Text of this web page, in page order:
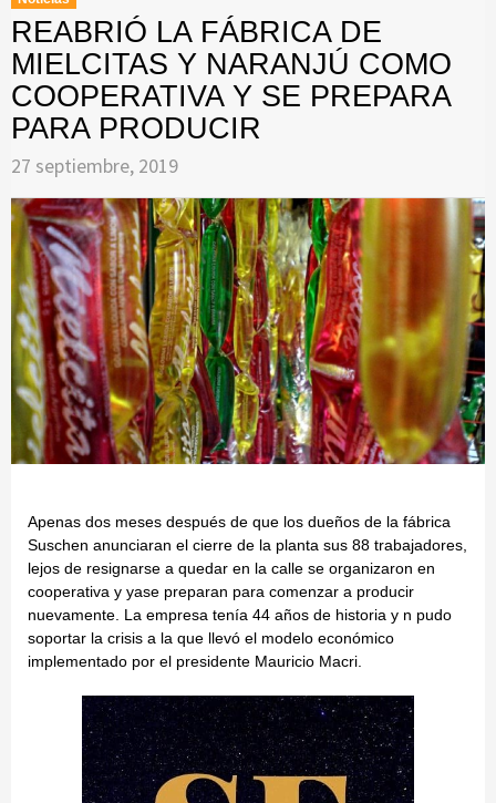
REABRIÓ LA FÁBRICA DE
MIELCITAS Y NARANJÚ COMO
COOPERATIVA Y SE PREPARA
PARA PRODUCIR
27 septiembre, 2019
Apenas dos meses después de que los dueños de la fábrica
Suschen anunciaran el cierre de la planta sus 88 trabajadores,
lejos de resignarse a quedar en la calle se organizaron en
cooperativa y yase preparan para comenzar a producir
nuevamente. La empresa tenía 44 años de historia y n pudo
soportar la crisis a la que llevó el modelo económico
implementado por el presidente Mauricio Macri.